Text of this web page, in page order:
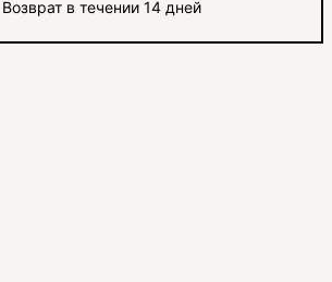
Возврат в течении 14 дней